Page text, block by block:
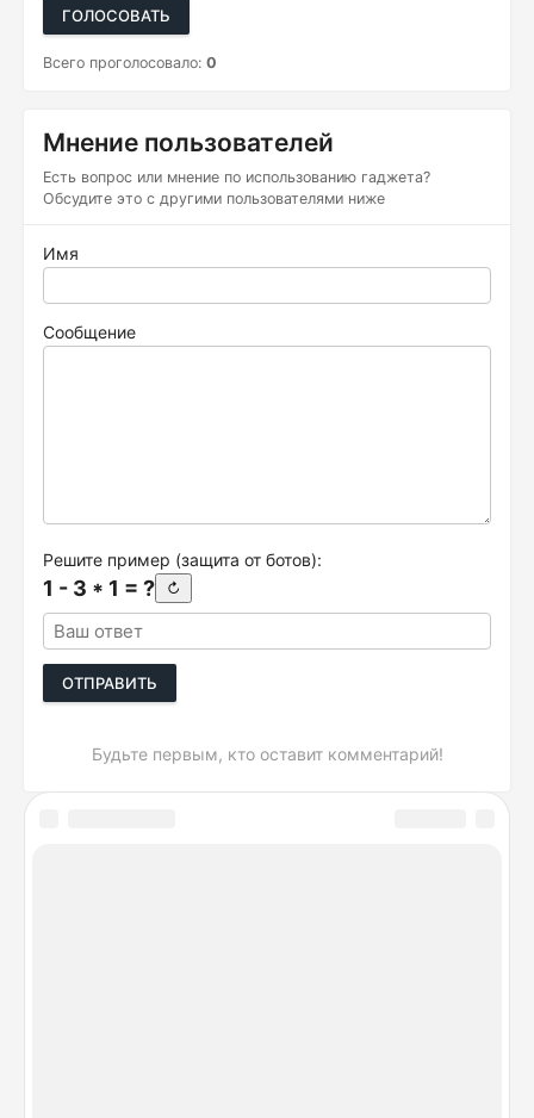
ГОЛОСОВАТЬ
Всего проголосовало: 0
Мнение пользователей
Есть вопрос или мнение по использованию гаджета?
Обсудите это с другими пользователями ниже
Имя
Сообщение
Решите пример (защита от ботов):
1 - 3 * 1 = ? ↻
ОТПРАВИТЬ
Будьте первым, кто оставит комментарий!